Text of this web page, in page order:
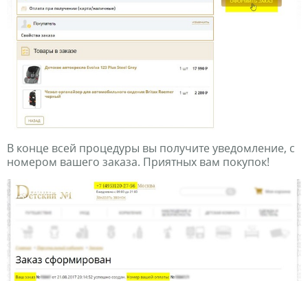
В конце всей процедуры вы получите уведомление, с
номером вашего заказа. Приятных вам покупок!